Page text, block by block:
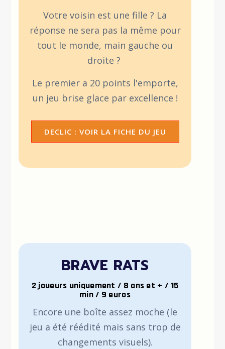
Votre voisin est une fille ? La
réponse ne sera pas la même pour
tout le monde, main gauche ou
droite ?
Le premier a 20 points l'emporte,
un jeu brise glace par excellence !
DECLIC : VOIR LA FICHE DU JEU
BRAVE RATS
2 joueurs uniquement / 8 ans et + / 15
min / 9 euros
Encore une boîte assez moche (le
jeu a été réédité mais sans trop de
changements visuels).